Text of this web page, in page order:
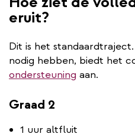
eruit?
Dit is het
nodig hebben, biedt het
ondersteuning aan.
Graad 2
1 uur altfluit